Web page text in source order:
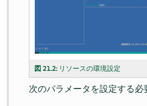
図 21.2: リソースの環境設定
次のパラメータを設定する必